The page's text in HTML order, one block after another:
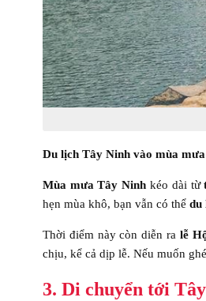
Du lịch Tây Ninh vào mùa
Mùa mưa Tây Ninh kéo dài từ
hẹn mùa khô, bạn vẫn có thể du
Thời điểm này còn diễn ralễ
chịu, kể cả dịp lễ. Nếu muốn ghé
3. Di chuyển tới